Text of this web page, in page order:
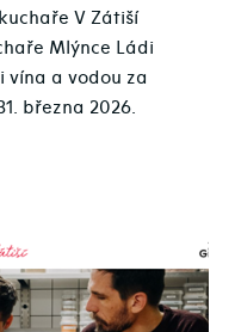
V Zátiší
Mlýnce Ládi
vína a vodou za
března 2026.